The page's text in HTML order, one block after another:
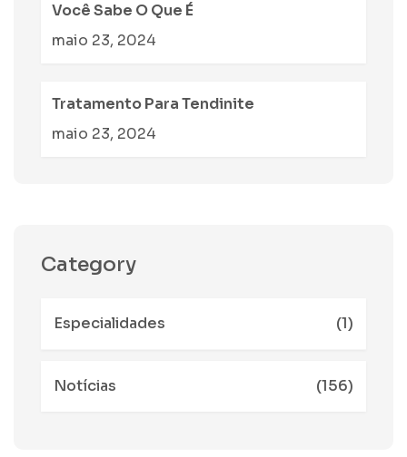
Você Sabe O Que É
maio 23, 2024
Tratamento Para Tendinite
maio 23, 2024
Category
Especialidades (1)
Notícias (156)